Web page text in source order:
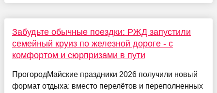
Забудьте обычные поездки: РЖД запустили
семейный круиз по железной дороге - с
комфортом и сюрпризами в пути
ПрогородМайские праздники 2026 получили новый
формат отдыха: вместо перелётов и переполненных